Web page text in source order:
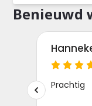
Benieuwd